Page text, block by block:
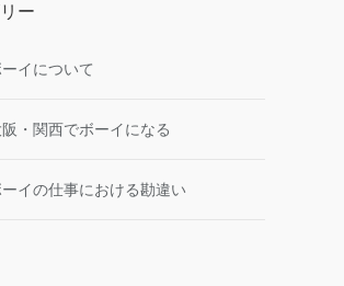
ー
ーイについて
阪・関西でボーイになる
ーイの仕事における勘違い